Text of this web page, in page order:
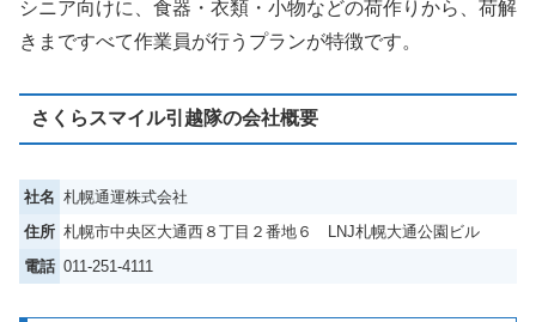
シニア向けに、食器・衣類・小物などの荷作りから、荷解
きまですべて作業員が行うプランが特徴です。
さくらスマイル引越隊の会社概要
社名 札幌通運株式会社
住所 札幌市中央区大通西８丁目２番地６ LNJ札幌大通公園ビル
電話 011-251-4111